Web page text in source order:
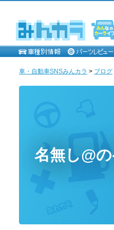
車・自動車SNSみんカラ > ブログ
名無し@